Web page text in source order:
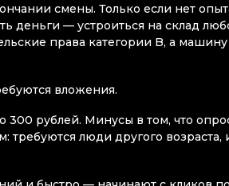
смены. Только если нет
деньги — устроиться на склад
права категории B, а машину
вложения.
300 рублей. Минусы в том, что
требуются люди другого возраста,